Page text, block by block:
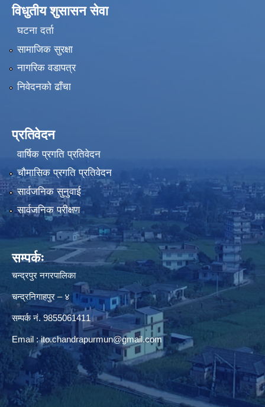
विधुतीय शुसासन सेवा
घटना दर्ता
सामाजिक सुरक्षा
नागरिक वडापत्र
निवेदनको ढाँचा
प्रतिवेदन
वार्षिक प्रगति प्रतिवेदन
चौमासिक प्रगति प्रतिवेदन
सार्वजनिक सुनुवाई
सार्वजनिक परीक्षण
सम्पर्कः
चन्द्रपुर नगरपालिका
चन्द्रनिगाहपुर – ४
सम्पर्क नं. 9855061411
Email :ito.chandrapurmun@gmail.com